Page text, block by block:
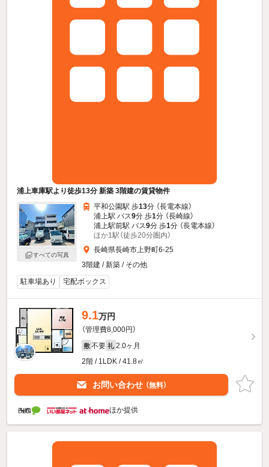
浦上車庫駅より徒歩13分 新築 3階建の賃貸物件
すべての写真
平和公園駅 歩13分 （長電本線）
浦上駅 バス9分 歩1分 （長崎線）
浦上駅前駅 バス9分 歩1分 （長電本線）
ほか1駅（徒歩20分圏内）
長崎県長崎市上野町6-25
3階建 / 新築 / その他
駐車場あり
宅配ボックス
9.1万円
（管理費8,000円）
敷 不要 礼 2.0ヶ月
2階 / 1LDK / 41.8㎡
お問い合わせ （無料）
ほか提供